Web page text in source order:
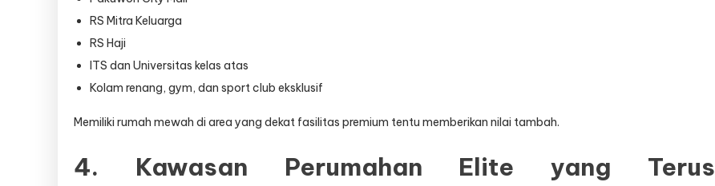
RS Mitra Keluarga
RS Haji
ITS dan Universitas kelas atas
Kolam renang, gym, dan sport club eksklusif
Memiliki rumah mewah di area yang dekat fasilitas premium tentu memberikan nilai tambah.
4. Kawasan Perumahan Elite yang Terus